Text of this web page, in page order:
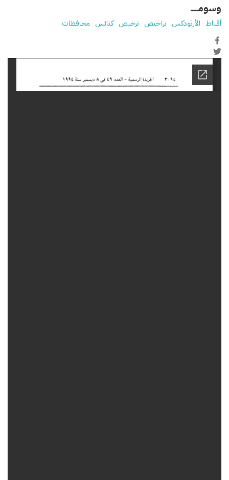
وسومـــــ
أقباط الأرثوذكس تراخيص ترخيص كنائس محافظات